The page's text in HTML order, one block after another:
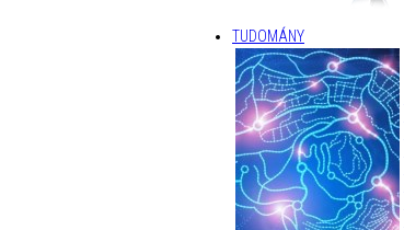
TUDOMÁNY